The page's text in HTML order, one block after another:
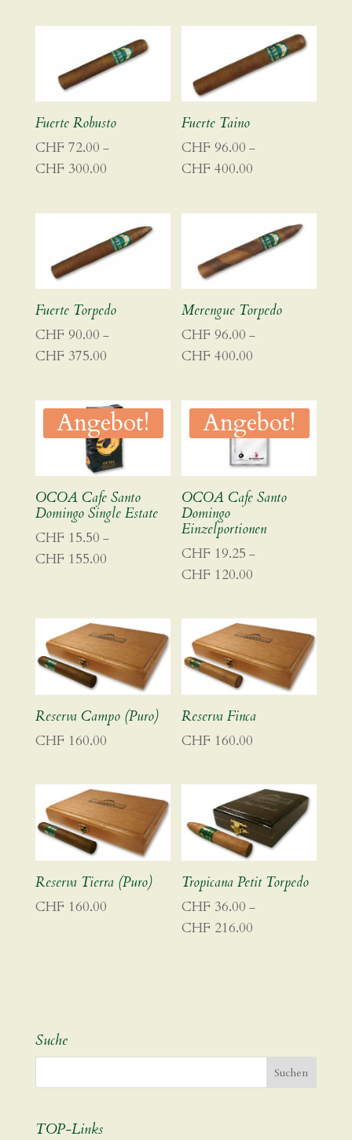
CHF 250.00
CHF 400.00
Fuerte Robusto
CHF 72.00 –
CHF 300.00Preisspanne:
CHF 300.00
Fuerte Taino
CHF 96.00 –
CHF 400.00
CHF 400.00
Fuerte Torpedo
CHF 90.00 –
CHF 375.00Preisspanne:
CHF 375.00
Merengue Torpedo
CHF 96.00 –
CHF 400.00
CHF 400.00
Angebot!
OCOA Cafe Santo
Domingo Single Estate
CHF 15.50 –
CHF 155.00Preisspanne:
CHF 155.00
Angebot!
OCOA Cafe Santo
Domingo
Einzelportionen
CHF 19.25 –
CHF 120.00
bis
CHF 120.00
Reserva Campo (Puro)
CHF 160.00
Reserva Finca
CHF 160.00
Reserva Tierra (Puro)
CHF 160.00
Tropicana Petit Torpedo
CHF 36.00 –
CHF 216.00
Suche
TOP-Links